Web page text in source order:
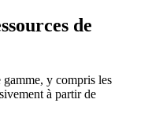
de
y compris les
à partir de